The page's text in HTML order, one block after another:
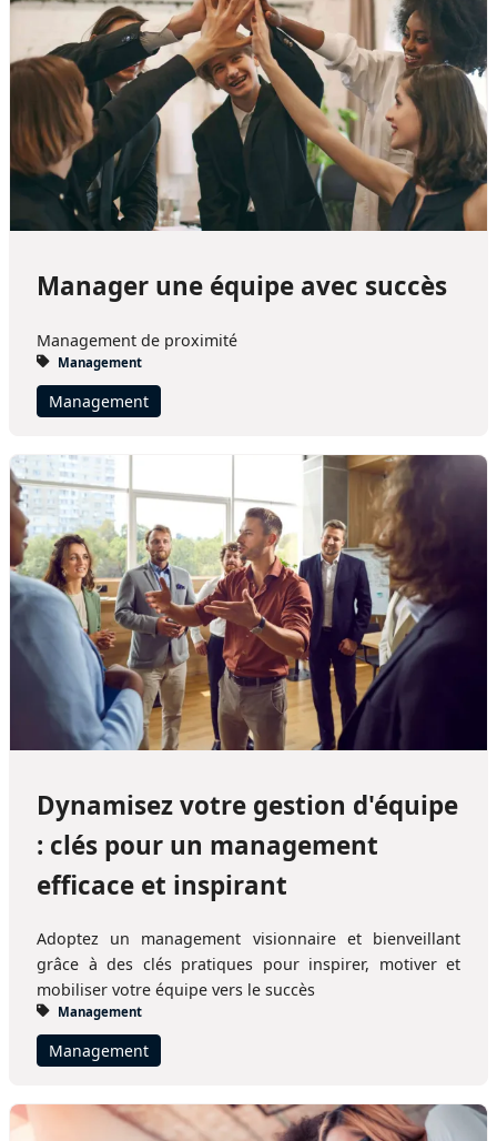
Manager une équipe avec succès
Management de proximité
Management
Management
Dynamisez votre gestion d'équipe
: clés pour un management
efficace et inspirant
Adoptez un management visionnaire et bienveillant
grâce à des clés pratiques pour inspirer, motiver et
mobiliser votre équipe vers le succès
Management
Management